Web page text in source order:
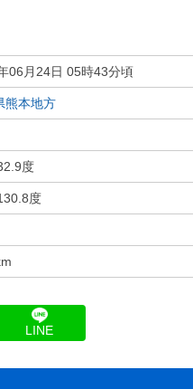
06月24日 05時43分頃
熊本地方
度
度
LINE